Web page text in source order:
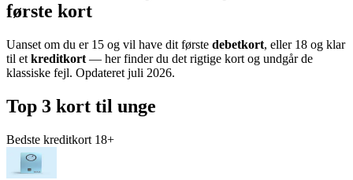
første kort
Uanset om du er 15 og vil have dit første debetkort, eller 18 og klar
til et kreditkort — her finder du det rigtige kort og undgår de
klassiske fejl. Opdateret juli 2026.
Top 3 kort til unge
Bedste kreditkort 18+